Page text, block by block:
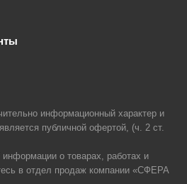
информационный характер и
публичной офертой, (ч. 2 ст.
о товарах, работах и
в отдел продаж компании «СФЕРА